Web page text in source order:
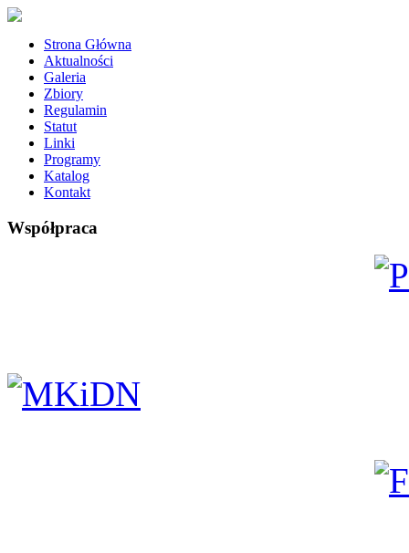
Strona Główna
Aktualności
Galeria
Zbiory
Regulamin
Statut
Linki
Programy
Katalog
Kontakt
Współpraca